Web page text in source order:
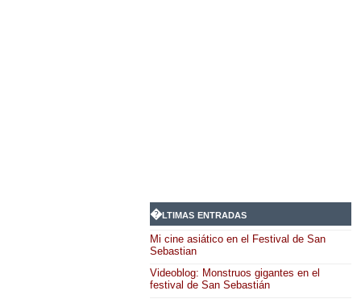
�ltimas entradas
Mi cine asiático en el Festival de San
Sebastian
Videoblog: Monstruos gigantes en el
festival de San Sebastián